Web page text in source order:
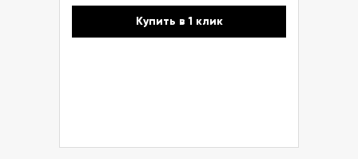
Купить в 1 клик